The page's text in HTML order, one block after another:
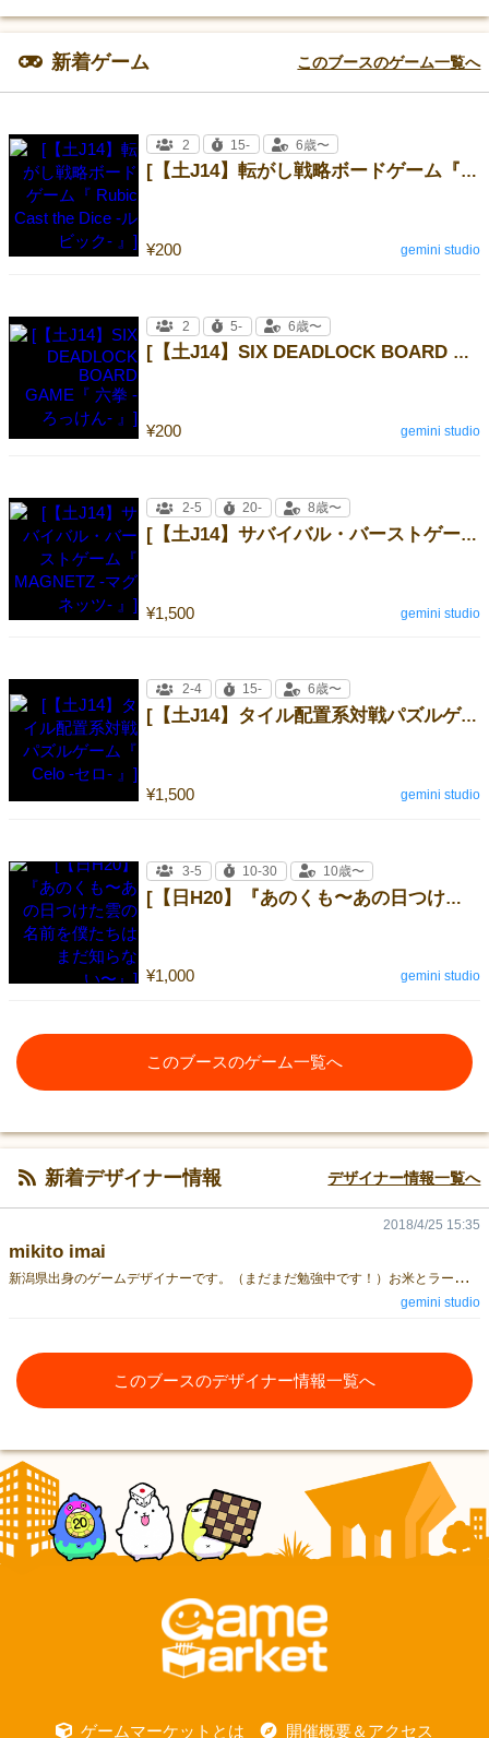
新着ゲーム このブースのゲーム一覧へ
[【土J14】転がし戦略ボードゲーム『 Rubic Cast the Dice -ルビック- 』]
¥200
2 15- 6歳〜
gemini studio
[【土J14】SIX DEADLOCK BOARD GAME『 六拳 -ろっけん- 』]
¥200
2 5- 6歳〜
gemini studio
[【土J14】サバイバル・バーストゲーム『 MAGNETZ -マグネッツ- 』]
¥1,500
2-5 20- 8歳〜
gemini studio
[【土J14】タイル配置系対戦パズルゲーム『 Celo -セロ- 』]
¥1,500
2-4 15- 6歳〜
gemini studio
[【日H20】『あのくも〜あの日つけた雲の名前を僕たちはまだ知らない〜』]
¥1,000
3-5 10-30 10歳〜
gemini studio
このブースのゲーム一覧へ
新着デザイナー情報 デザイナー情報一覧へ
mikito imai
新
潟県出身のゲームデザイナーです。（まだまだ勉強中です！）お米とラーメンが美味しいですよ！趣味はデジタルカードゲーム『ハースストーン』です。 今回、2018ゲームマーケット春では『あのくも』を作らせていただきました。 また、同日にゲームデザインで携わらせていただいた「パソコンがなくてもプログラミングできちゃう？！ロジックと運の戦略ゲーム！『ALGOGLA（アルゴグラ）』」も出展されます。 会場に遊びに来られる方はチェックして頂けると嬉しいです！ ボードゲーム関連のイベントでは『新潟ボードゲームフェス』というものを頑張らせていただいております。
2018/4/25 15:35
gemini studio
このブースのデザイナー情報一覧へ
ゲームマーケットとは 開催概要＆アクセス